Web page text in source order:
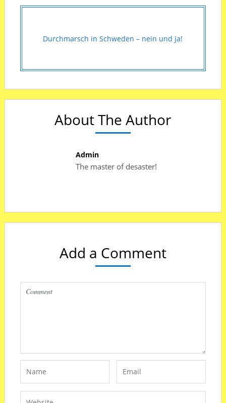
Durchmarsch in Schweden – nein und ja!
About The Author
Admin
The master of desaster!
Add a Comment